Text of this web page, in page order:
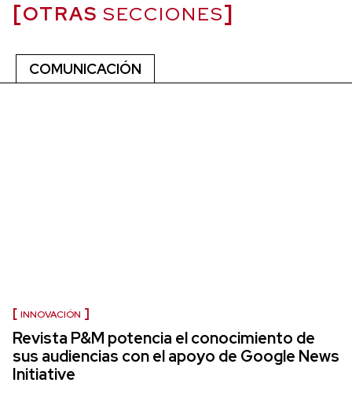
OTRAS SECCIONES
COMUNICACIÓN
INNOVACIÓN
Revista P&M potencia el conocimiento de
sus audiencias con el apoyo de Google News
Initiative